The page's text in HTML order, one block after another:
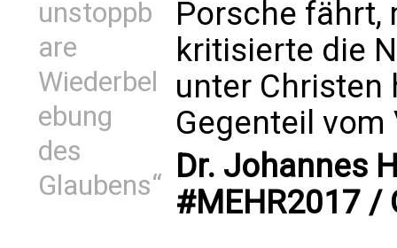
unstoppb
are
Wiederbel
ebung
des
Glaubens“
Porsche fährt,
kritisierte die
unter Christen
Gegenteil vom
Dr. Johannes
#MEHR2017 /